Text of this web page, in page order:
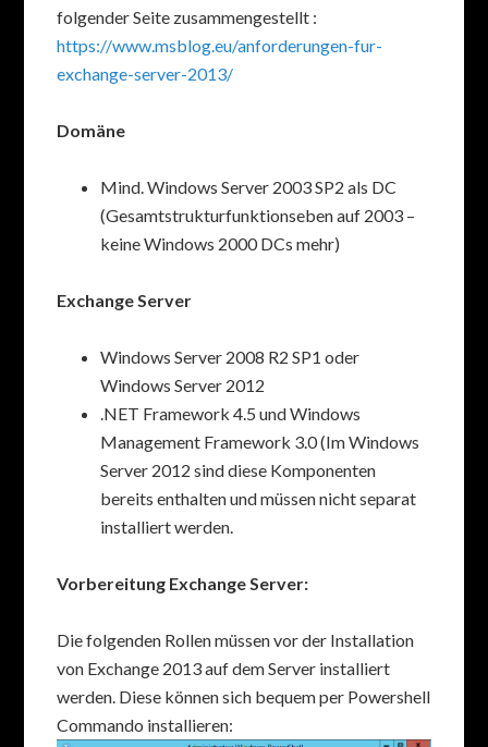
folgender Seite zusammengestellt :
https://www.msblog.eu/anforderungen-fur-
exchange-server-2013/
Domäne
Mind. Windows Server 2003 SP2 als DC
(Gesamtstrukturfunktionseben auf 2003 –
keine Windows 2000 DCs mehr)
Exchange Server
Windows Server 2008 R2 SP1 oder
Windows Server 2012
.NET Framework 4.5 und Windows
Management Framework 3.0 (Im Windows
Server 2012 sind diese Komponenten
bereits enthalten und müssen nicht separat
installiert werden.
Vorbereitung Exchange Server:
Die folgenden Rollen müssen vor der Installation
von Exchange 2013 auf dem Server installiert
werden. Diese können sich bequem per Powershell
Commando installieren: